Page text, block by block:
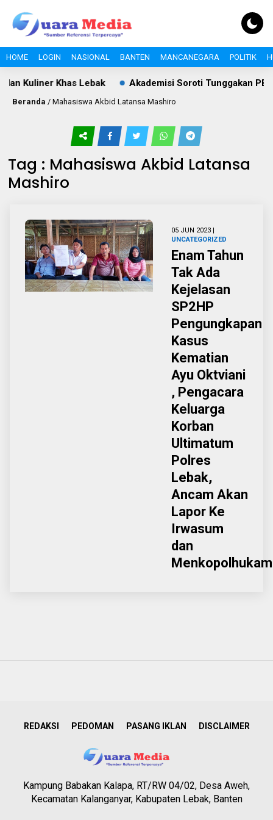
HOME LOGIN NASIONAL BANTEN MANCANEGARA POLITIK
Kuliner Khas Lebak Akademisi Soroti Tunggakan PBB
Beranda / Mahasiswa Akbid Latansa Mashiro
Tag : Mahasiswa Akbid Latansa
Mashiro
05 JUN 2023 |
UNCATEGORIZED
Enam Tahun
Tak Ada
Kejelasan
SP2HP
Pengungkapan
Kasus
Kematian
Ayu Oktviani
, Pengacara
Keluarga
Korban
Ultimatum
Polres
Lebak,
Ancam Akan
Lapor Ke
Irwasum
dan
Menkopolhukam
REDAKSI PEDOMAN PASANG IKLAN DISCLAIMER
Kampung Babakan Kalapa, RT/RW 04/02, Desa Aweh,
Kecamatan Kalanganyar, Kabupaten Lebak, Banten